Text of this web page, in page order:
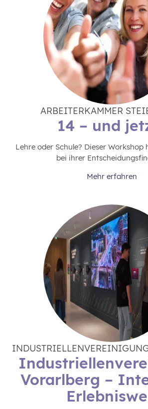
ARBEITERKAMMER
14 – und
Lehre oder Schule? Dieser
bei ihrer
Mehr erfahren
Vorarlberg –